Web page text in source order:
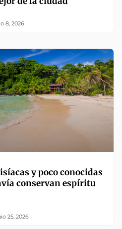
8, 2026
y poco conocidas
conservan espíritu
25, 2026